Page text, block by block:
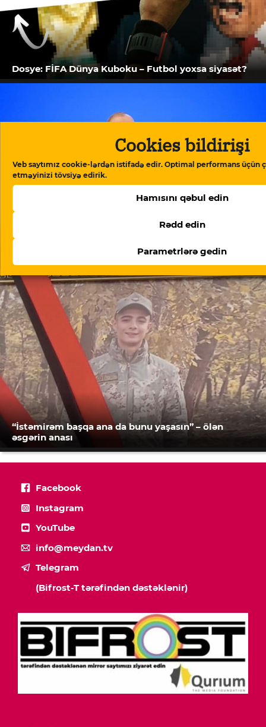
Cookies bildirişi
Veb saytımız cookie-lərdən istifadə edir. Optimal performans üçün
etməyinizi tövsiyə edirik.
Hamısını qəbul edin
Rədd edin
Parametrlərə gedin
Dosye: FİFA Dünya Kuboku – Futbol yoxsa siyasət?
İlham Əliyev: “Azərbaycan tam olaraq Avropa
Şurasından çıxmağı gözdən keçirir”
“İstəmirəm başqa ana da bunu yaşasın” – ölən
əsgərin anası
Facebook
Instagram
YouTube
info@meydan.tv
Telegram
(Bifrost-T tərəfindən dəstəklənir)